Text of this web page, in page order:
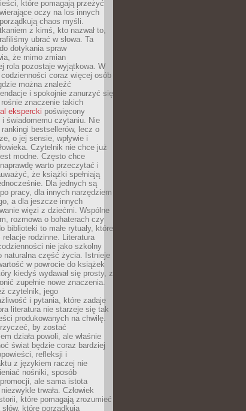
które pomagają przeżyć
oczy na los innych
chaos myśli.
z kimś, kto nazwał to,
ubrać w słowa. Ta
dotykania spraw
że mimo zmian
rola pozostaje wyjątkowa. W
coraz więcej osób
można znaleźć
i spokojnie zanurzyć się
znaczenie takich
ekspercki poświęcony
świadomemu czytaniu. Nie
bestsellerów, lecz o
o jej sensie, wpływie i
Czytelnik nie chce już
modne. Często chce
warto przeczytać i
że książki spełniają
Dla jednych są
pracy, dla innych narzędziem
a dla jeszcze innych
więzi z dziećmi. Wspólne
rozmowa o bohaterach czy
biblioteki to małe rytuały, które
rodzinne. Literatura
nie jako szkolny
naturalna część życia. Istnieje
w powrocie do książek
kiedyś wydawał się prosty, z
zupełnie nowe znaczenia.
czytelnik, jego
i pytania, które zadaje
literatura nie starzeje się tak
produkowanych na chwilę.
by zostać
działa powoli, ale właśnie
świat będzie coraz bardziej
refleksji i
z językiem raczej nie
nośniki, sposób
ale sama istota
trwała. Człowiek
które pomagają zrozumieć
które porządkują